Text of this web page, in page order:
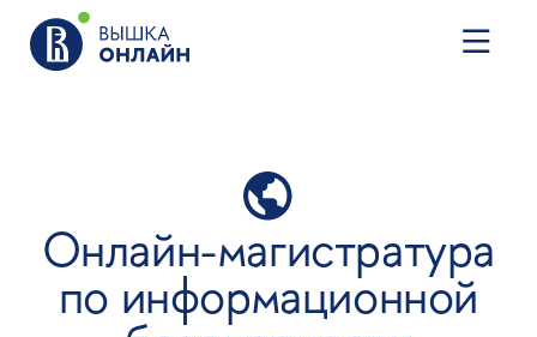
Онлайн-магистратура
по информационной
безопасности
в НИУ ВШЭ